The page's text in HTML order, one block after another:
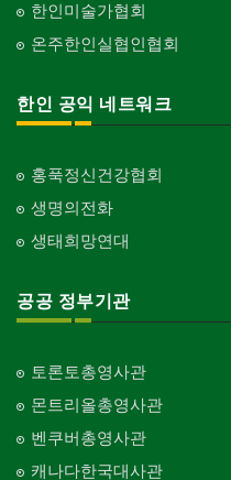
한인미술가협회
온주한인실협인협회
한인 공익 네트워크
홍푹정신건강협회
생명의전화
생태희망연대
공공 정부기관
토론토총영사관
몬트리올총영사관
벤쿠버총영사관
캐나다한국대사관